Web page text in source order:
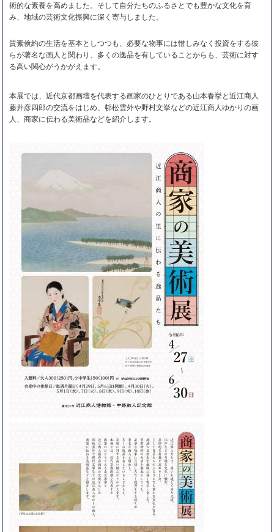
術的な素養を高めました。そして自分たちのふるさとでも豊かな文化を育
み、地域の芸術文化振興に深く寄与しました。
質素倹約の生活を基本としつつも、必要な物事には惜しみなく投資をする彼
らが著名な画人と関わり、多くの逸品を有していることからも、芸術に対す
る高い関心がうかがえます。
本展では、近代京都画壇を代表する画家のひとりである山本春挙と近江商人
藤井彦四郎の交流をはじめ、邨松雲外や野村文挙などの近江商人ゆかりの画
人、商家に伝わる美術品などを紹介します。